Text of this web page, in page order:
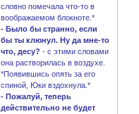
словно помечала что-то в
воображаемом блокноте.*
- Было бы странно, если
бы ты клюнул. Ну да мне-то
что, десу? - с этими словами
она растворилась в воздухе.
*Появившись опять за его
спиной, Юки вздохнула.*
- Пожалуй, теперь
действительно не будет